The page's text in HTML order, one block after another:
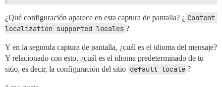
¿Qué configuración aparece en esta captura de pantalla? ¿ Content
localization supported locales ?
Y en la segunda captura de pantalla, ¿cuál es el idioma del mensaje?
Y relacionado con esto, ¿cuál es el idioma predeterminado de tu
sitio, es decir, la configuración del sitio default locale ?